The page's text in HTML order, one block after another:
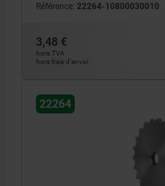
Référence: 22264-10800030010
3,48 €
hors TVA
hors frais d’envoi
22264